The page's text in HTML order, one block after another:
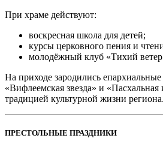
При храме действуют:
воскресная школа для детей;
курсы церковного пения и
молодёжный клуб «Тихий
На приходе зародились
«Вифлеемская звезда» и «Пасхальная
традицией культурной жизни региона.
ПРЕСТОЛЬНЫЕ ПРАЗДНИКИ